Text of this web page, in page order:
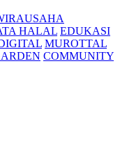
HALAL EDUKASI
MUROTTAL
COMMUNITY